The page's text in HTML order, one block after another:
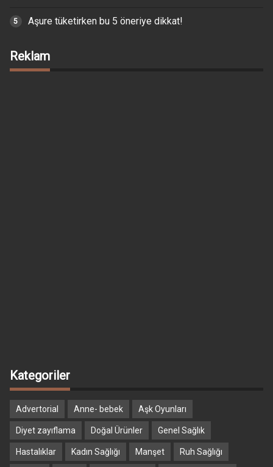
Aşure tüketirken bu 5 öneriye dikkat!
Reklam
Kategoriler
Advertorial Anne- bebek Aşk Oyunları
Diyet zayıflama Doğal Ürünler Genel Sağlık
Hastalıklar Kadın Sağlığı Manşet Ruh Sağlığı